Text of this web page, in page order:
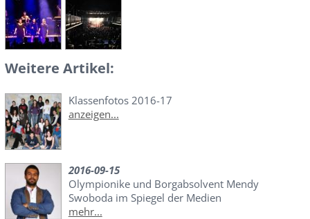
Weitere Artikel:
Klassenfotos 2016-17
anzeigen...
2016-09-15
Olympionike und Borgabsolvent Mendy
Swoboda im Spiegel der Medien
mehr...